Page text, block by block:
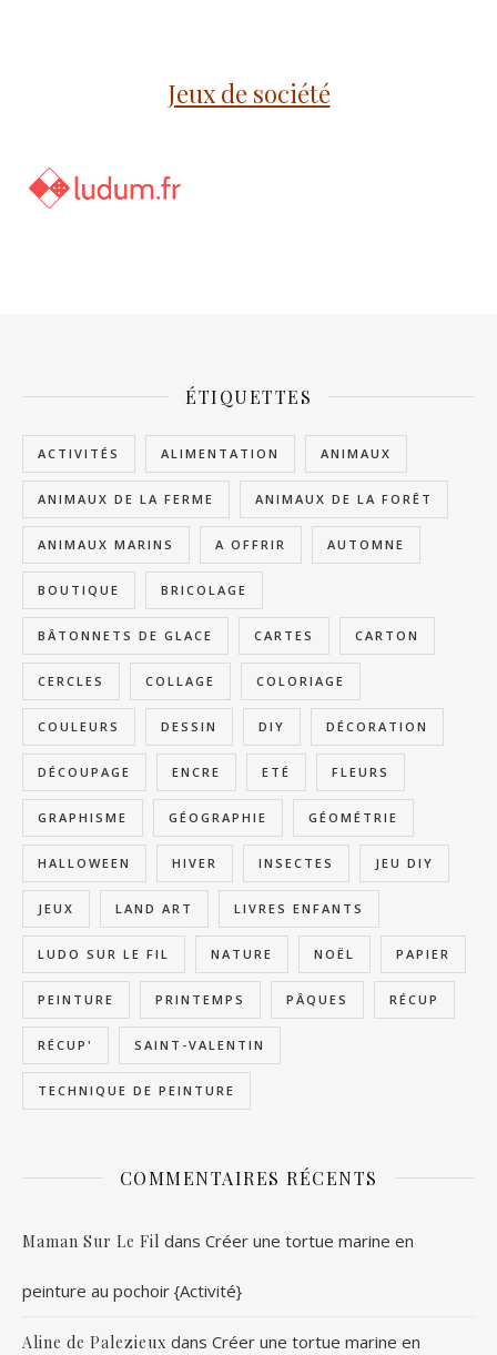
Jeux de société
ÉTIQUETTES
ACTIVITÉS ALIMENTATION ANIMAUX
ANIMAUX DE LA FERME ANIMAUX DE LA FORÊT
ANIMAUX MARINS A OFFRIR AUTOMNE
BOUTIQUE BRICOLAGE
BÂTONNETS DE GLACE CARTES CARTON
CERCLES COLLAGE COLORIAGE
COULEURS DESSIN DIY DÉCORATION
DÉCOUPAGE ENCRE ETÉ FLEURS
GRAPHISME GÉOGRAPHIE GÉOMÉTRIE
HALLOWEEN HIVER INSECTES JEU DIY
JEUX LAND ART LIVRES ENFANTS
LUDO SUR LE FIL NATURE NOËL PAPIER
PEINTURE PRINTEMPS PÂQUES RÉCUP
RÉCUP' SAINT-VALENTIN
TECHNIQUE DE PEINTURE
COMMENTAIRES RÉCENTS
Maman Sur Le Fil dans Créer une tortue marine en
peinture au pochoir {Activité}
Aline de Palezieux dans Créer une tortue marine en